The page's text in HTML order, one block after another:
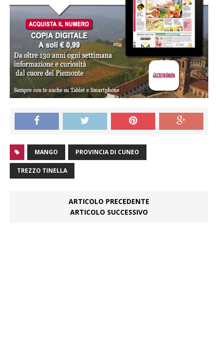
MANGO PROVINCIA DI CUNEO
TREZZO TINELLA
ARTICOLO PRECEDENTE
ARTICOLO SUCCESSIVO